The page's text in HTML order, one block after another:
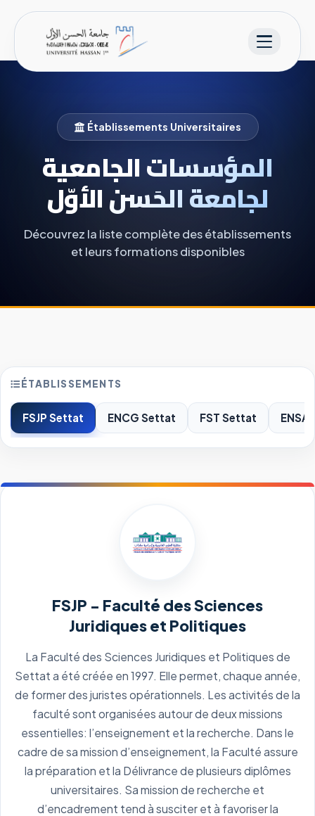
Établissements Universitaires
المؤسسات الجامعية
لجامعة الحَسن الأوّل
Découvrez la liste complète des établissements
et leurs formations disponibles
ÉTABLISSEMENTS
FSJP Settat ENCG Settat FST Settat
FSJP - Faculté des Sciences
Juridiques et Politiques
La Faculté des Sciences Juridiques et Politiques de
Settat a été créée en 1997. Elle permet, chaque année,
de former des juristes opérationnels. Les activités de la
faculté sont organisées autour de deux missions
essentielles: l’enseignement et la recherche. Dans le
cadre de sa mission d’enseignement, la Faculté assure
la préparation et la Délivrance de plusieurs diplômes
universitaires. Sa mission de recherche et
d’encadrement tend à susciter et à favoriser la